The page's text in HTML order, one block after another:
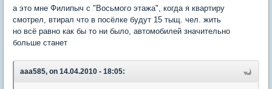
а это мне Филипыч с "Восьмого этажа", когда я квартиру
смотрел, втирал что в посёлке будут 15 тыщ. чел. жить
но всё равно как бы то ни было, автомобилей значительно
больше станет
aaa585, on 14.04.2010 - 18:05: